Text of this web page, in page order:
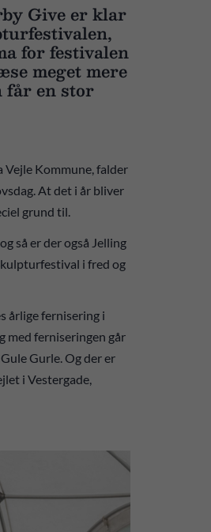
Give er klar
for festivalen
meget mere
får en stor
Vejle Kommune, falder
At det i år bliver
grund til.
så er der også Jelling
i fred og
årlige fernisering i
med ferniseringen går
Gurle. Og der er
i Vestergade,